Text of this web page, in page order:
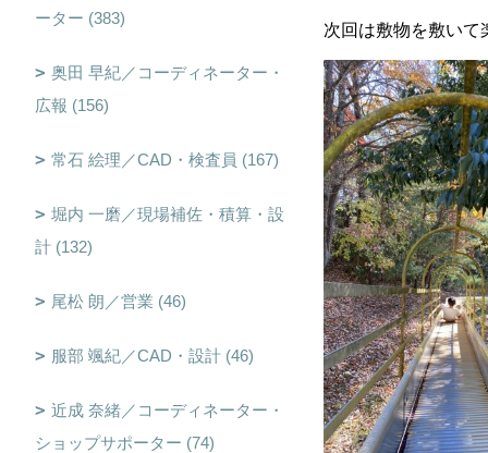
次回は敷物を敷い
ーター (383)
奥田 早紀／コーディネーター・
広報 (156)
常石 絵理／CAD・検査員 (167)
堀内 一磨／現場補佐・積算・設
計 (132)
尾松 朗／営業 (46)
服部 颯紀／CAD・設計 (46)
近成 奈緒／コーディネーター・
ショップサポーター (74)